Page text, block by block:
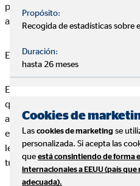
patrimonio crezca realmente
anual que esté por encima de
Entidad
Es importante analizar el nivel
que inviertes tu dinero, ya que si
algún tipo de garantía que cubra
estar cubierta por el Fondo de
ley te cubren hasta 100.000
tus ahorros en una entidad
Propósito:
Recogida de estadísticas sobre
Duración:
hasta 26 meses
Cookies de
Las cookies de marketing se
personalizada. Si acepta las
que está consintiendo de forma
internacionales a EEUU (país
adecuada).